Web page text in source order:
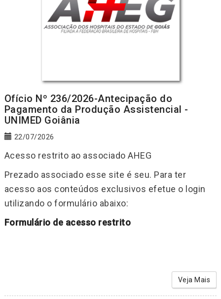
Ofício Nº 236/2026-Antecipação do
Pagamento da Produção Assistencial -
UNIMED Goiânia
22/07/2026
Acesso restrito ao associado AHEG
Prezado associado esse site é seu. Para ter
acesso aos conteúdos exclusivos efetue o login
utilizando o formulário abaixo:
Formulário de acesso restrito
Veja Mais